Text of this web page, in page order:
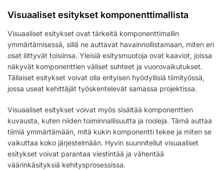
Visuaaliset esitykset komponenttimallista
Visuaaliset esitykset ovat tärkeitä komponenttimallin
ymmärtämisessä, sillä ne auttavat havainnollistamaan, miten eri
osat liittyvät toisiinsa. Yleisiä esitysmuotoja ovat kaaviot, joissa
näkyvät komponenttien väliset suhteet ja vuorovaikutukset.
Tällaiset esitykset voivat olla erityisen hyödyllisiä tiimityössä,
jossa useat kehittäjät työskentelevät samassa projektissa.
Visuaaliset esitykset voivat myös sisältää komponenttien
kuvausta, kuten niiden toiminnallisuutta ja rooleja. Tämä auttaa
tiimiä ymmärtämään, mitä kukin komponentti tekee ja miten se
vaikuttaa koko järjestelmään. Hyvin suunnitellut visuaaliset
esitykset voivat parantaa viestintää ja vähentää
väärinkäsityksiä kehitysprosessissa.